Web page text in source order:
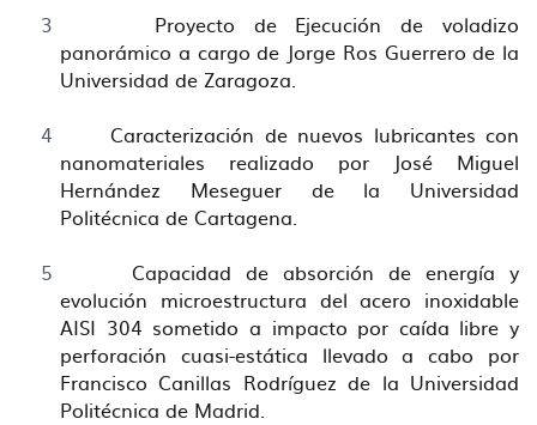
Proyecto de Ejecución de voladizo
panorámico a cargo de Jorge Ros Guerrero de la
Universidad de Zaragoza.
Caracterización de nuevos lubricantes con
nanomateriales realizado por José Miguel
Hernández Meseguer de la Universidad
Politécnica de Cartagena.
Capacidad de absorción de energía y
evolución microestructura del acero inoxidable
AISI 304 sometido a impacto por caída libre y
perforación cuasi-estática llevado a cabo por
Francisco Canillas Rodríguez de la Universidad
Politécnica de Madrid.